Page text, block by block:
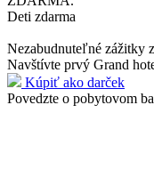
Deti zdarma
Nezabudnuteľné zážitky
Navštívte prvý Grand
Kúpiť ako darček
Povedzte o pobytovom